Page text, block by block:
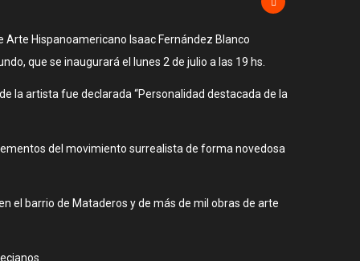
Arte Hispanoamericano Isaac Fernández Blanco
que se inaugurará el lunes 2 de julio a las 19 hs.
la artista fue declarada “Personalidad destacada de la
del movimiento surrealista de forma novedosa
el barrio de Mataderos y de más de mil obras de arte